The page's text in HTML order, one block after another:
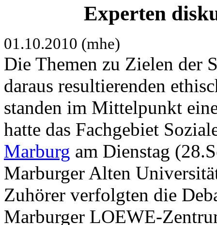
Experten
01.10.2010 (mhe)
Die Themen zu Zielen der
daraus resultierenden
standen im Mittelpunkt
hatte das Fachgebiet
Marburg am Dienstag
Marburger Alten
Zuhörer verfolgten die
Marburger LOEWE-